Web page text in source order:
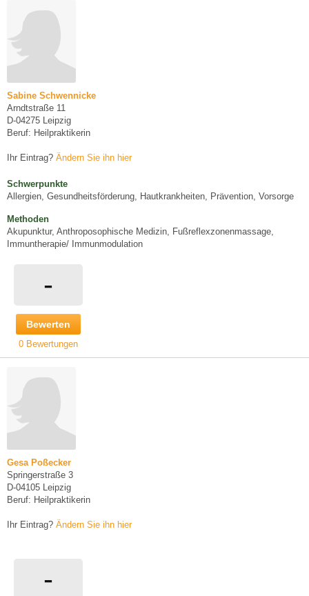
Sabine Schwennicke
Arndtstraße 11
D-04275 Leipzig
Beruf: Heilpraktikerin
Ihr Eintrag? Ändern Sie ihn hier
Schwerpunkte
Allergien, Gesundheitsförderung, Hautkrankheiten, Prävention, Vorsorge
Methoden
Akupunktur, Anthroposophische Medizin, Fußreflexzonenmassage,
Immuntherapie/ Immunmodulation
-
Bewerten
0 Bewertungen
Gesa Poßecker
Springerstraße 3
D-04105 Leipzig
Beruf: Heilpraktikerin
Ihr Eintrag? Ändern Sie ihn hier
-